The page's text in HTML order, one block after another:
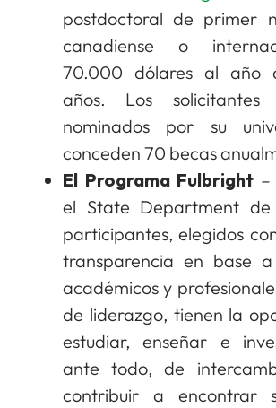
postdoctoral de primer
canadiense o
70.000 dólares al año
años. Los
nominados por su
conceden 70 becas
El Programa Fulbright
el State Department de
participantes, elegidos
transparencia en base
académicos y
de liderazgo, tienen la
estudiar, enseñar e
ante todo, de
contribuir a encontrar